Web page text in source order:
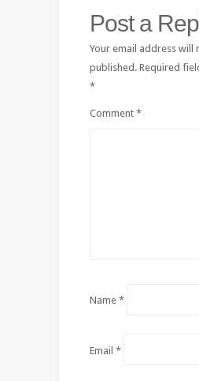
Post a
Your email address will
published. Required
*
Comment *
Name *
Email *